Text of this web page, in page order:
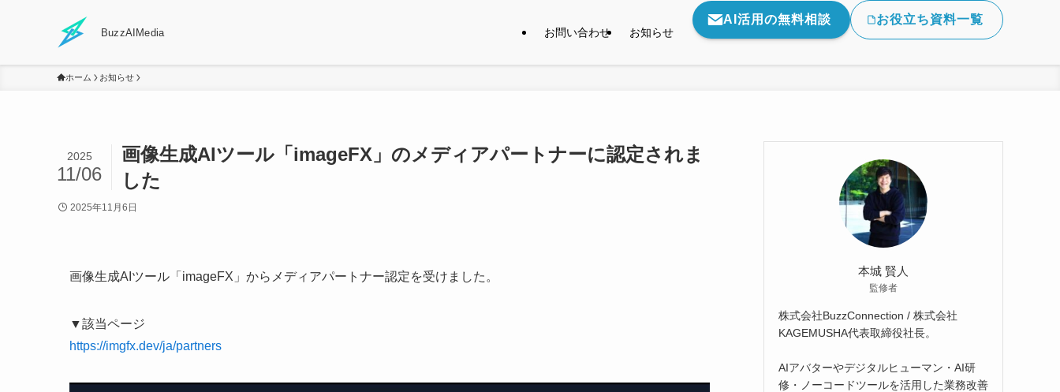
BuzzAIMedia お問い合わせ お知らせ
AI活用の無料相談 お役立ち資料一覧
ホーム お知らせ
画像生成AIツール「imageFX」のメディアパートナーに認定されま
した
2025
11/06
2025年11月6日
画像生成AIツール「imageFX」からメディアパートナー認定を受けました。
▼該当ページ
https://imgfx.dev/ja/partners
本城 賢人
監修者
株式会社BuzzConnection / 株式会社
KAGEMUSHA代表取締役社長。
AIアバターやデジタルヒューマン・AI研
修・ノーコードツールを活用した業務改善